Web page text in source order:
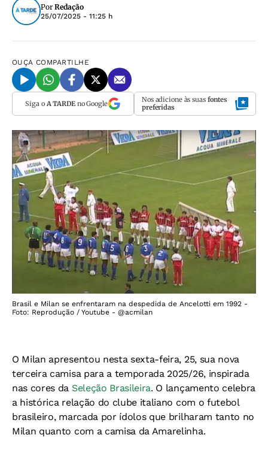
Por Redação
25/07/2025 - 11:25 h
OUÇA COMPARTILHE
Siga o A TARDEno Google Nos adicione às suas fontes
preferidas
Brasil e Milan se enfrentaram na despedida de Ancelotti em 1992 -
Foto: Reprodução / Youtube - @acmilan
O Milan apresentou nesta sexta-feira, 25, sua nova
terceira camisa para a temporada 2025/26, inspirada
nas cores da Seleção Brasileira. O lançamento celebra
a histórica relação do clube italiano com o futebol
brasileiro, marcada por ídolos que brilharam tanto no
Milan quanto com a camisa da Amarelinha.